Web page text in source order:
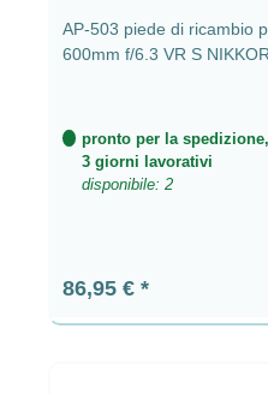
AP-503 piede di ricambio
600mm f/6.3 VR S NIKKOR
pronto per la
3 giorni lavorativi
disponibile: 2
Prezzo normale:
86,95 €